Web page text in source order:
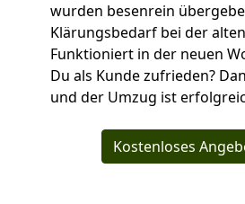
wurden besenrein
Klärungsbedarf bei der
Funktioniert in der neuen
Du als Kunde zufrieden?
und der Umzug ist
Kostenloses